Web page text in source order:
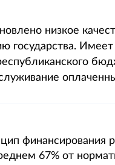
низкое
Имеет
67% от